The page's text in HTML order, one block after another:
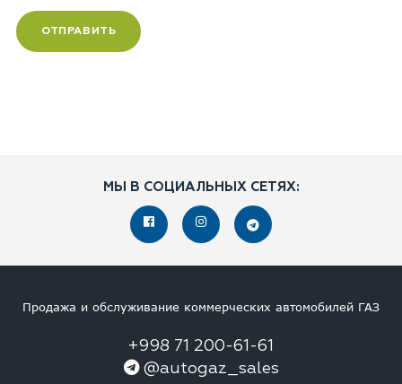
МЫ В СОЦИАЛЬНЫХ СЕТЯХ:
Продажа и обслуживание коммерческих автомобилей ГАЗ
+998 71 200-61-61
@autogaz_sales